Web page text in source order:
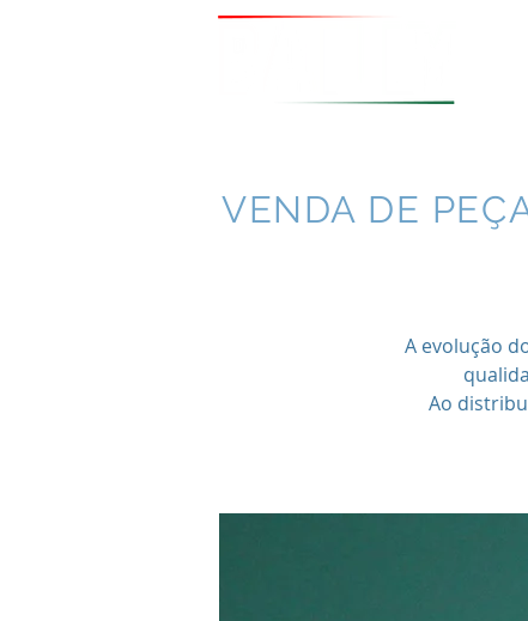
VENDA DE
A evolução
Ao